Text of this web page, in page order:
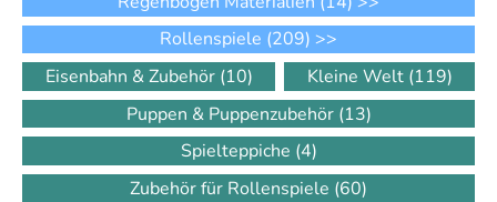
Rollenspiele (209) >>
Eisenbahn & Zubehör (10) Kleine Welt (119)
Puppen & Puppenzubehör (13)
Spielteppiche (4)
Zubehör für Rollenspiele (60)